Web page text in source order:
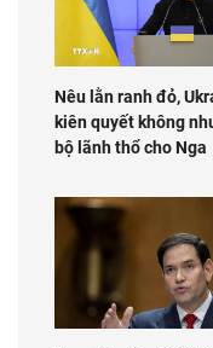
Nêu lằn ranh đỏ,
kiên quyết không
bộ lãnh thổ cho Nga